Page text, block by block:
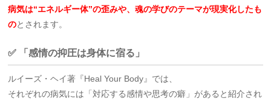
病気は“エネルギー体”の歪みや、魂の学びのテーマが現実化したも
のとされます。
✅ 「感情の抑圧は身体に宿る」
ルイーズ・ヘイ著『Heal Your Body』では、
それぞれの病気には「対応する感情や思考の癖」があると紹介され